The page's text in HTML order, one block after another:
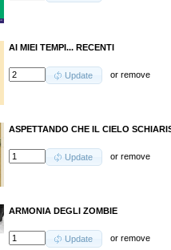
AI MIEI TEMPI... RECENTI
Update orremove
ASPETTANDO CHE IL CIELO
Update orremove
ARMONIA DEGLI ZOMBIE
Update orremove